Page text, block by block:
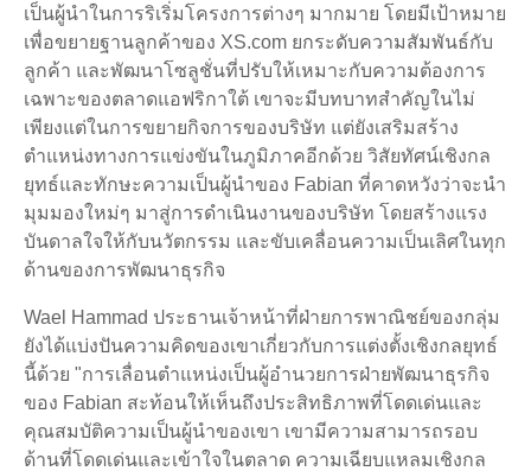
เป็นผู้นำในการริเริ่มโครงการต่างๆ มากมาย โดยมีเป้าหมาย
เพื่อขยายฐานลูกค้าของ XS.com ยกระดับความสัมพันธ์กับ
ลูกค้า และพัฒนาโซลูชั่นที่ปรับให้เหมาะกับความต้องการ
เฉพาะของตลาดแอฟริกาใต้ เขาจะมีบทบาทสำคัญในไม่
เพียงแต่ในการขยายกิจการของบริษัท แต่ยังเสริมสร้าง
ตำแหน่งทางการแข่งขันในภูมิภาคอีกด้วย วิสัยทัศน์เชิงกล
ยุทธ์และทักษะความเป็นผู้นำของ Fabian ที่คาดหวังว่าจะนำ
มุมมองใหม่ๆ มาสู่การดำเนินงานของบริษัท โดยสร้างแรง
บันดาลใจให้กับนวัตกรรม และขับเคลื่อนความเป็นเลิศในทุก
ด้านของการพัฒนาธุรกิจ
Wael Hammad ประธานเจ้าหน้าที่ฝ่ายการพาณิชย์ของกลุ่ม
ยังได้แบ่งปันความคิดของเขาเกี่ยวกับการแต่งตั้งเชิงกลยุทธ์
นี้ด้วย "การเลื่อนตำแหน่งเป็นผู้อำนวยการฝ่ายพัฒนาธุรกิจ
ของ Fabian สะท้อนให้เห็นถึงประสิทธิภาพที่โดดเด่นและ
คุณสมบัติความเป็นผู้นำของเขา เขามีความสามารถรอบ
ด้านที่โดดเด่นและเข้าใจในตลาด ความเฉียบแหลมเชิงกล